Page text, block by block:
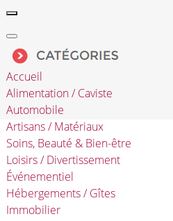
Accueil
Alimentation / Caviste
Automobile
Artisans / Matériaux
Soins, Beauté & Bien-être
Loisirs / Divertissement
Événementiel
Hébergements / Gîtes
Immobilier